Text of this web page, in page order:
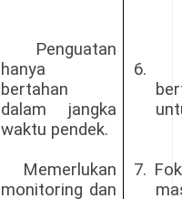
Penguatan
hanya
bertahan
dalam jangka
waktu pendek.
Memerlukan
monitoring dan
6.
7.